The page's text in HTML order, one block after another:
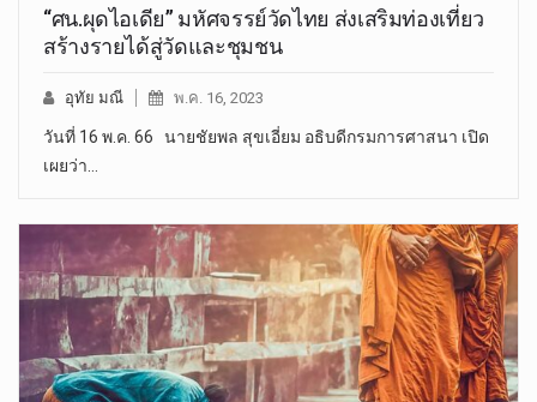
“ศน.ผุดไอเดีย” มหัศจรรย์วัดไทย ส่งเสริมท่องเที่ยว
สร้างรายได้สู่วัดและชุมชน
อุทัย มณี พ.ค. 16, 2023
วันที่ 16 พ.ค. 66 นายชัยพล สุขเอี่ยม อธิบดีกรมการศาสนา เปิด
เผยว่า…